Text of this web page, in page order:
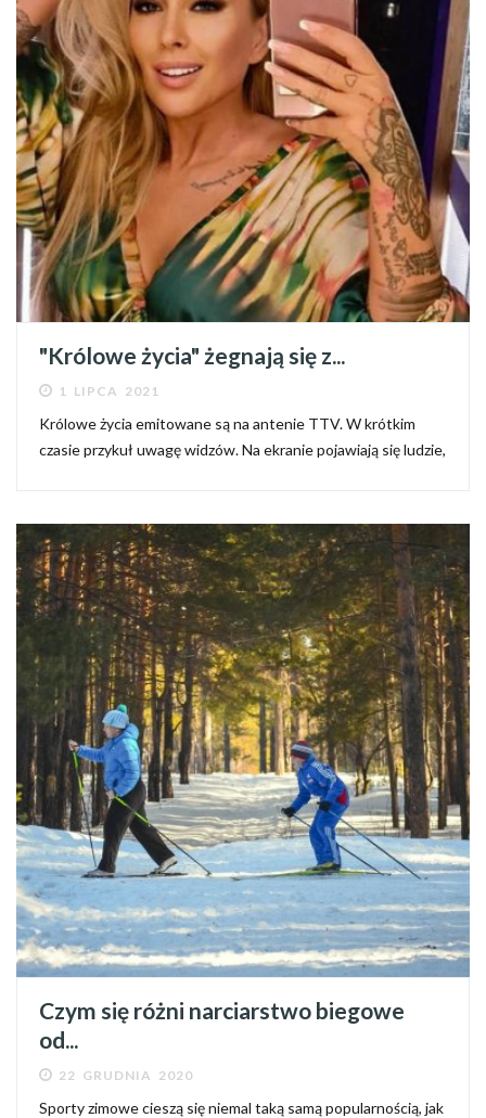
"Królowe życia" żegnają się z...
1 LIPCA 2021
Królowe życia emitowane są na antenie TTV. W krótkim
czasie przykuł uwagę widzów. Na ekranie pojawiają się ludzie,
prywatne...
Czym się różni narciarstwo biegowe
od...
22 GRUDNIA 2020
​Sporty zimowe cieszą się niemal taką samą popularnością, jak